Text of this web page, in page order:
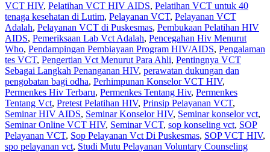
VCT HIV, Pelatihan VCT HIV AIDS, Pelatihan VCT untuk 40
tenaga kesehatan di Lutim, Pelayanan VCT, Pelayanan VCT
Adalah, Pelayanan VCT di Puskesmas, Pembukaan Pelatihan HIV
AIDS, Pemeriksaan Lab Vct Adalah, Pencegahan Hiv Menurut
Who, Pendampingan Pembiayaan Program HIV/AIDS, Pengalaman
tes VCT, Pengertian Vct Menurut Para Ahli, Pentingnya VCT
Sebagai Langkah Penanganan HIV, perawatan dukungan dan
pengobatan bagi odha, Perhimpunan Konselor VCT HIV,
Permenkes Hiv Terbaru, Permenkes Tentang Hiv, Permenkes
Tentang Vct, Pretest Pelatihan HIV, Prinsip Pelayanan VCT,
Seminar HIV AIDS, Seminar Konselor HIV, Seminar konselor vct,
Seminar Online VCT HIV, Seminar VCT, sop konseling vct, SOP
Pelayanan VCT, Sop Pelayanan Vct Di Puskesmas, SOP VCT HIV,
spo pelayanan vct, Studi Mutu Pelayanan Voluntary Counseling